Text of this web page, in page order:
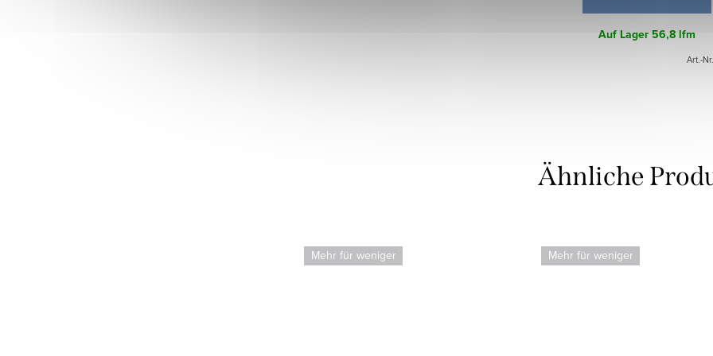
Auf Lager 56,8 lfm
Art.-
Mehr für weniger Mehr für weniger